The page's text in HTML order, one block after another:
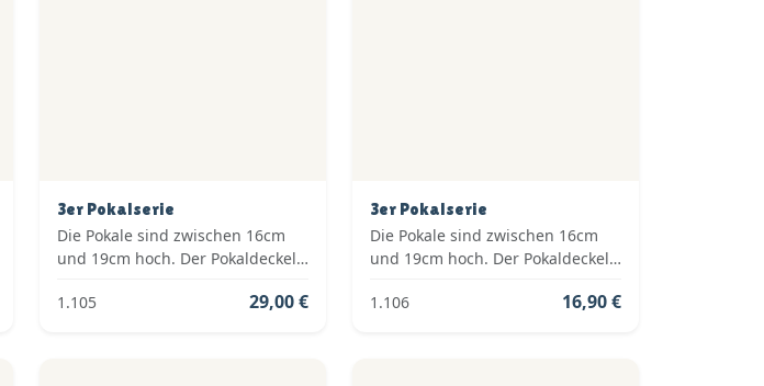
3er Pokalserie
Die Pokale sind zwischen 16cm
und 19cm hoch. Der Pokaldeckel
Farben der Pokalserie sind: Gold,
1.105 29,00 €
3er Pokalserie
Die Pokale sind zwischen 16cm
und 19cm hoch. Der Pokaldeckel
Farben der Pokalserie sind: Gold,
1.106 16,90 €